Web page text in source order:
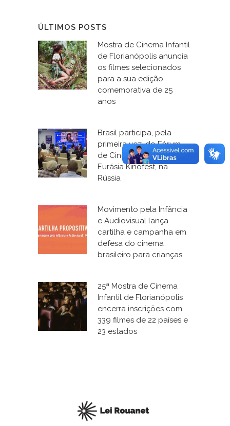
ÚLTIMOS POSTS
Mostra de Cinema Infantil
de Florianópolis anuncia
os filmes selecionados
para a sua edição
comemorativa de 25
anos
Brasil participa, pela
primeira vez, do Fórum
de Cinema e Educação, o
Eurásia Kinofest, na
Rússia
Movimento pela Infância
e Audiovisual lança
cartilha e campanha em
defesa do cinema
brasileiro para crianças
25ª Mostra de Cinema
Infantil de Florianópolis
encerra inscrições com
339 filmes de 22 países e
23 estados